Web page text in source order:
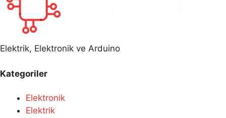
Elektrik, Elektronik ve Arduino
Kategoriler
Elektronik
Elektrik